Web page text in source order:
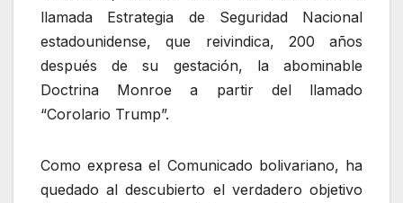
llamada Estrategia de Seguridad Nacional
estadounidense, que reivindica, 200 años
después de su gestación, la abominable
Doctrina Monroe a partir del llamado
“Corolario Trump”.
Como expresa el Comunicado bolivariano, ha
quedado al descubierto el verdadero objetivo